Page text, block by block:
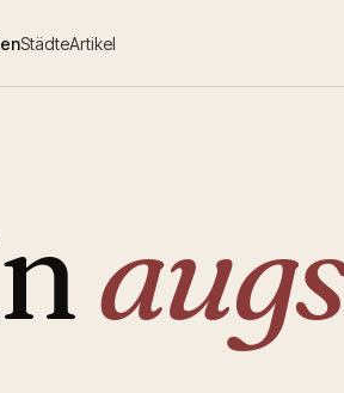
StädteArtikel